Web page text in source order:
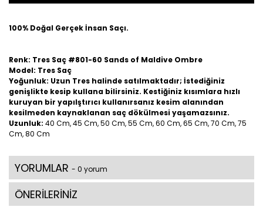
100% Doğal Gerçek İnsan Saçı.
Renk: Tres Saç #801-60 Sands of Maldive Ombre
Model: Tres Saç
Yoğunluk: Uzun Tres halinde satılmaktadır; İstediğiniz
genişlikte kesip kullana bilirsiniz. Kestiğiniz kısımlara hızlı
kuruyan bir yapılştırıcı kullanırsanız kesim alanından
kesilmeden kaynaklanan saç dökülmesi yaşamazsınız.
Uzunluk: 40 Cm, 45 Cm, 50 Cm, 55 Cm, 60 Cm, 65 Cm, 70 Cm, 75
Cm, 80 Cm
YORUMLAR - 0 yorum
ÖNERİLERİNİZ